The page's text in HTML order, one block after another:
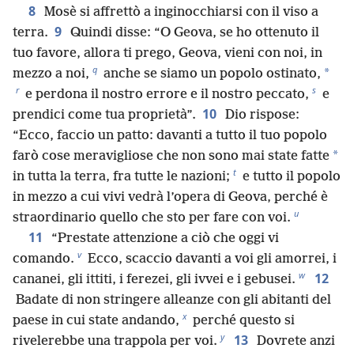
8 Mosè si affrettò a inginocchiarsi con il viso a
terra. 9 Quindi disse: “O Geova, se ho ottenuto il
tuo favore, allora ti prego, Geova, vieni con noi, in
mezzo a noi, q anche se siamo un popolo ostinato, *
r e perdona il nostro errore e il nostro peccato, s e
prendici come tua proprietà”. 10 Dio rispose:
“Ecco, faccio un patto: davanti a tutto il tuo popolo
farò cose meravigliose che non sono mai state fatte *
in tutta la terra, fra tutte le nazioni; t e tutto il popolo
in mezzo a cui vivi vedrà l’opera di Geova, perché è
straordinario quello che sto per fare con voi. u
11
“Prestate attenzione a ciò che oggi vi
comando. v Ecco, scaccio davanti a voi gli amorrei, i
cananei, gli ittiti, i ferezei, gli ivvei e i gebusei. w 12
Badate di non stringere alleanze con gli abitanti del
paese in cui state andando, x perché questo si
rivelerebbe una trappola per voi. y 13 Dovrete anzi